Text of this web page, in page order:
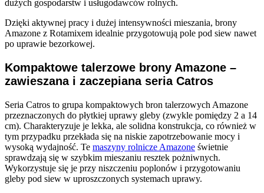
dużych gospodarstw i usługodawców rolnych.
Dzięki aktywnej pracy i dużej intensywności mieszania, brony
Amazone z Rotamixem idealnie przygotowują pole pod siew nawet
po uprawie bezorkowej.
Kompaktowe talerzowe brony Amazone –
zawieszana i zaczepiana seria Catros
Seria Catros to grupa kompaktowych bron talerzowych Amazone
przeznaczonych do płytkiej uprawy gleby (zwykle pomiędzy 2 a 14
cm). Charakteryzuje je lekka, ale solidna konstrukcja, co również w
tym przypadku przekłada się na niskie zapotrzebowanie mocy i
wysoką wydajność. Te maszyny rolnicze Amazone świetnie
sprawdzają się w szybkim mieszaniu resztek pożniwnych.
Wykorzystuje się je przy niszczeniu poplonów i przygotowaniu
gleby pod siew w uproszczonych systemach uprawy.